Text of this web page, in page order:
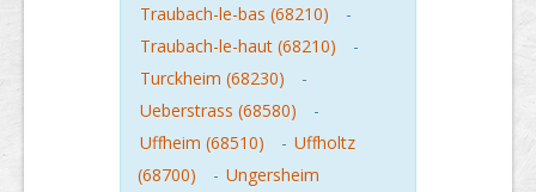
Traubach-le-bas (68210)
-
Traubach-le-haut (68210)
-
Turckheim (68230)
-
Ueberstrass (68580)
-
Uffheim (68510)
- Uffholtz
(68700)
- Ungersheim